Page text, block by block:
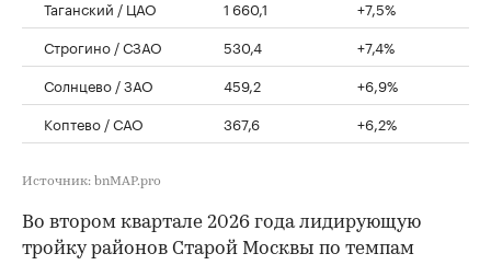
Таганский / ЦАО 1 660,1
+7,5%
Строгино / СЗАО
530,4
+7,4%
Солнцево / ЗАО
459,2
+6,9%
Коптево / САО
367,6 +6,2%
Источник: bnMAP.pro
Во втором квартале 2026 года лидирующую
тройку районов Старой Москвы по темпам